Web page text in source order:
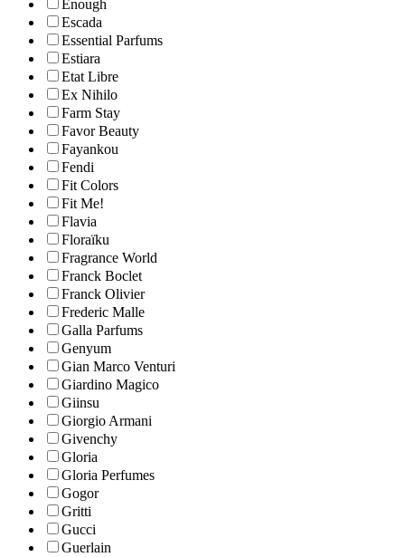
Enough
Escada
Essential Parfums
Estiara
Etat Libre
Ex Nihilo
Farm Stay
Favor Beauty
Fayankou
Fendi
Fit Colors
Fit Me!
Flavia
Floraïku
Fragrance World
Franck Boclet
Franck Olivier
Frederic Malle
Galla Parfums
Genyum
Gian Marco Venturi
Giardino Magico
Giinsu
Giorgio Armani
Givenchy
Gloria
Gloria Perfumes
Gogor
Gritti
Gucci
Guerlain